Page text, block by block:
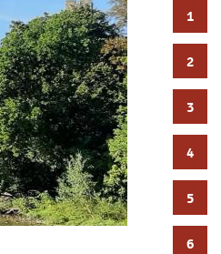
1
2
3
4
5
6